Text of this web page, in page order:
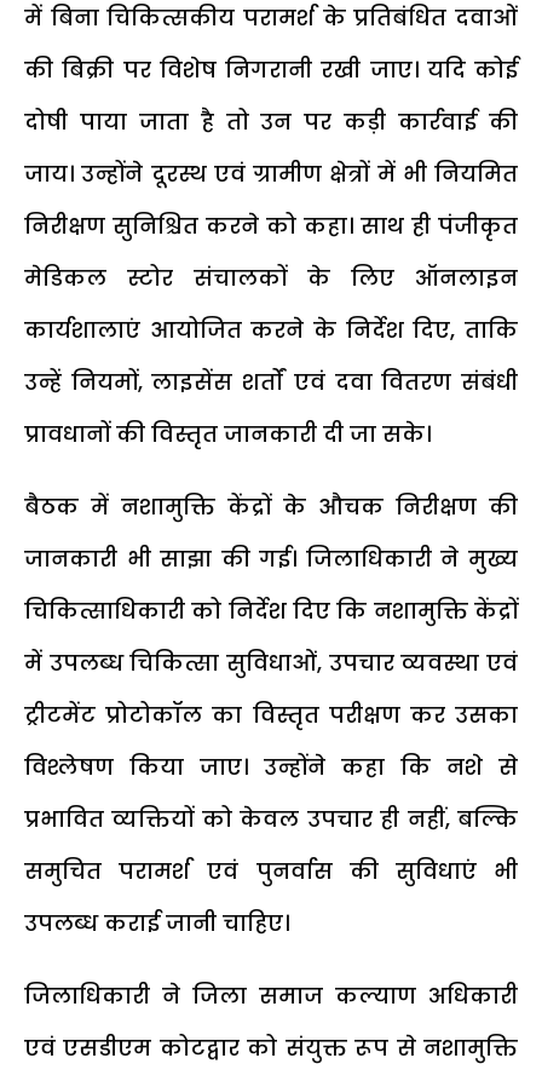
में बिना चिकित्सकीय परामर्श के प्रतिबंधित दवाओं
की बिक्री पर विशेष निगरानी रखी जाए। यदि कोई
दोषी पाया जाता है तो उन पर कड़ी कार्रवाई की
जाय। उन्होंने दूरस्थ एवं ग्रामीण क्षेत्रों में भी नियमित
निरीक्षण सुनिश्चित करने को कहा। साथ ही पंजीकृत
मेडिकल स्टोर संचालकों के लिए ऑनलाइन
कार्यशालाएं आयोजित करने के निर्देश दिए, ताकि
उन्हें नियमों, लाइसेंस शर्तों एवं दवा वितरण संबंधी
प्रावधानों की विस्तृत जानकारी दी जा सके।
बैठक में नशामुक्ति केंद्रों के औचक निरीक्षण की
जानकारी भी साझा की गई। जिलाधिकारी ने मुख्य
चिकित्साधिकारी को निर्देश दिए कि नशामुक्ति केंद्रों
में उपलब्ध चिकित्सा सुविधाओं, उपचार व्यवस्था एवं
ट्रीटमेंट प्रोटोकॉल का विस्तृत परीक्षण कर उसका
विश्लेषण किया जाए। उन्होंने कहा कि नशे से
प्रभावित व्यक्तियों को केवल उपचार ही नहीं, बल्कि
समुचित परामर्श एवं पुनर्वास की सुविधाएं भी
उपलब्ध कराई जानी चाहिए।
जिलाधिकारी ने जिला समाज कल्याण अधिकारी
एवं एसडीएम कोटद्वार को संयुक्त रूप से नशामुक्ति